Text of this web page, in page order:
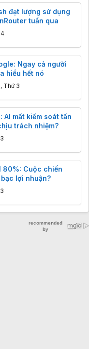
đạt lượng sử dụng
tuần qua
Ngay cả người
hiểu hết nó
Thứ 3
mất kiểm soát tấn
trách nhiệm?
80%: Cuộc chiến
lợi nhuận?